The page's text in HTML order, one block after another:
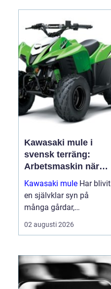
överblick, avskräcker
från brott och kan hj...
Kawasaki mule i
svensk terräng:
Arbetsmaskin när
det verkligen gäller
Kawasaki mule Har blivit
en självklar syn på
många gårdar,
entreprenadarbeten och
jaktmarker runt om i
kombinerar ege...
02 augusti 2026